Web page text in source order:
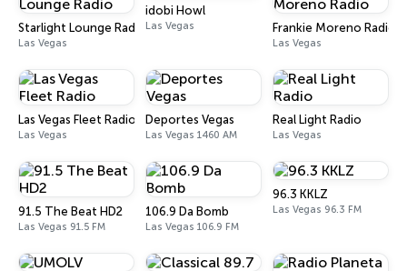
Starlight Lounge Radio
Las Vegas
idobi Howl
Las Vegas Frankie Moreno Radio
Las Vegas
Las Vegas Fleet Radio
Las Vegas
Deportes Vegas
Las Vegas 1460 AM
Real Light Radio
Las Vegas
91.5 The Beat HD2
Las Vegas 91.5 FM
106.9 Da Bomb
Las Vegas 106.9 FM
96.3 KKLZ
Las Vegas 96.3 FM